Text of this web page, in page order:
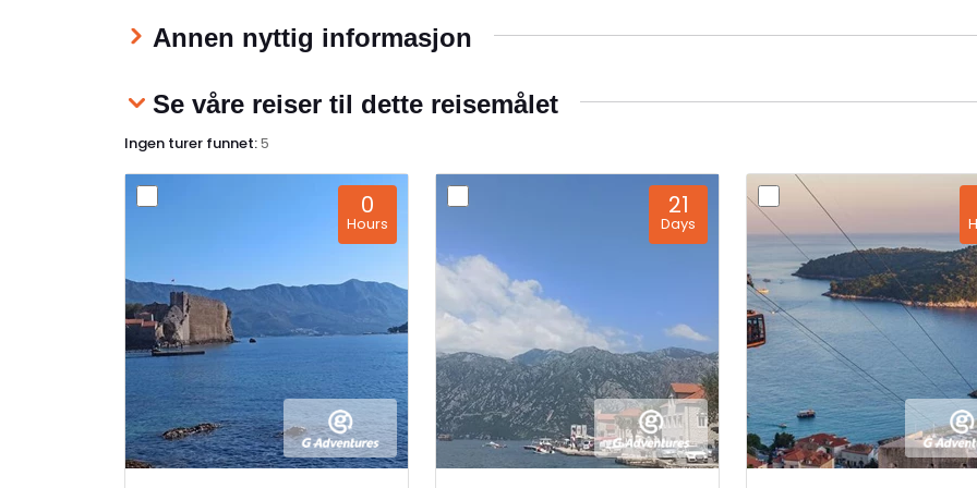
landets overkommelige priser, gjør Makedonia til et tiltrekkende
I et nøtteskall, Nord-Makedonia er mer enn bare et reisemål. Det
er en opplevelse som beriker og inspirerer, som gir en unik innsikt
i en region rik på historie, kultur og naturlig skjønnhet. Fra
historieentusiaster til naturelskere, fra kulturjegere til matelskere,
Nord-Makedonia ønsker alle velkommen med åpne armer og
lover en uforglemmelig opplevelse. Det er et land som fortjener å
bli utforsket, og som vil etterlate et varig inntrykk i hjertet av de
som tar turen.
Nord-Makedonia: Et Europeisk
Mesterverk
Nord-Makedonia , offisielt kjent som Republikken Nord-
Makedonia, er en sjarmerende Balkan-nasjon som tilbyr en rik
blanding av kultur, historie og natur. I hjertet av Sørøst-Europa,
omgitt av Bulgaria, Serbia, Kosovo, Albania og Hellas, ligger
Annen nyttig informasjon
Se våre reiser til dette reisemålet
Ingen turer funnet:5
0
Hours
21
Days